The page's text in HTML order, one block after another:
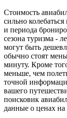
Стоимость
сильно
и периода
сезона туризма -
могут быть
обычно стоят
минуту. Кроме
меньше, чем
точной
вашего
поисковик
данные о ценах